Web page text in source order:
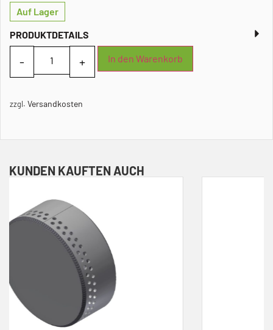
Auf Lager
PRODUKTDETAILS
In den Warenkorb
zzgl. Versandkosten
KUNDEN KAUFTEN AUCH